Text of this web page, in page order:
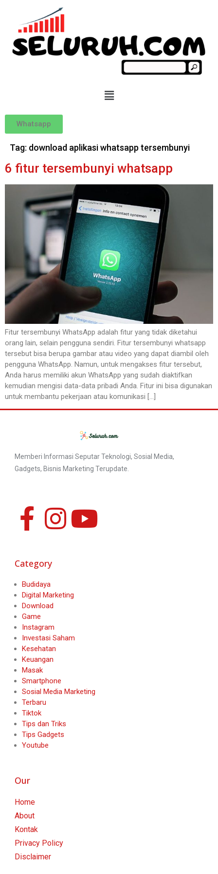
Whatsapp
Tag: download aplikasi whatsapp tersembunyi
6 fitur tersembunyi whatsapp
Fitur tersembunyi WhatsApp adalah fitur yang tidak diketahui
orang lain, selain pengguna sendiri. Fitur tersembunyi whatsapp
tersebut bisa berupa gambar atau video yang dapat diambil oleh
pengguna WhatsApp. Namun, untuk mengakses fitur tersebut,
Anda harus memiliki akun WhatsApp yang sudah diaktifkan
kemudian mengisi data-data pribadi Anda. Fitur ini bisa digunakan
untuk membantu pekerjaan atau komunikasi […]
Memberi Informasi Seputar Teknologi, Sosial Media,
Gadgets, Bisnis Marketing Terupdate.
Category
Budidaya
Digital Marketing
Download
Game
Instagram
Investasi Saham
Kesehatan
Keuangan
Masak
Smartphone
Sosial Media Marketing
Terbaru
Tiktok
Tips dan Triks
Tips Gadgets
Youtube
Our
Home
About
Kontak
Privacy Policy
Disclaimer